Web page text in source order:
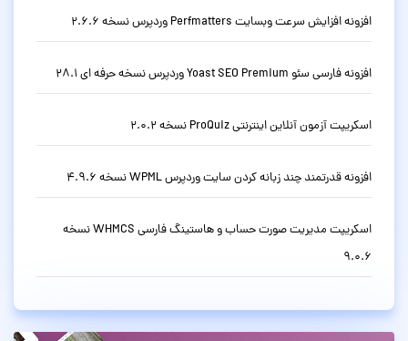
افزونه افزایش سرعت وبسایت Perfmatters وردپرس نسخه 2.6.6
افزونه فارسی سئو Yoast SEO Premium وردپرس نسخه حرفه ای 28.1
اسکریپت آزمون آنلاین اینترنتی ProQuiz نسخه 2.0.2
افزونه قدرتمند چند زبانه کردن سایت وردپرس WPML نسخه 4.9.6
اسکریپت مدیریت صورت حساب و هاستینگ فارسی WHMCS نسخه
9.0.6